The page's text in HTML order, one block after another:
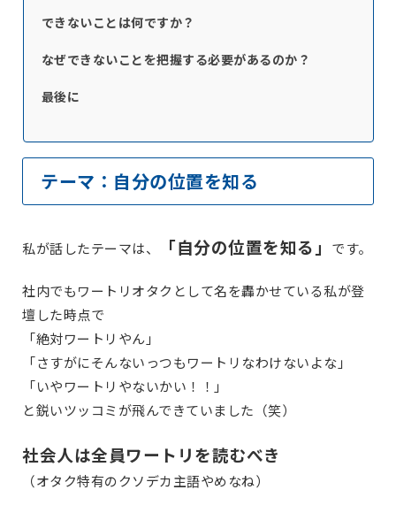
できないことは何ですか？
なぜできないことを把握する必要があるのか？
最後に
テーマ：自分の位置を知る
私が話したテーマは、 「自分の位置を知る」 です。
社内でもワートリオタクとして名を轟かせている私が登
壇した時点で
「絶対ワートリやん」
「さすがにそんないっつもワートリなわけないよな」
「いやワートリやないかい！！」
と鋭いツッコミが飛んできていました（笑）
社会人は全員ワートリを読むべき
（オタク特有のクソデカ主語やめなね）